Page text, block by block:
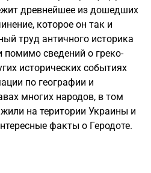
древнейшее из дошедших
которое он так и
труд античного историка
помимо сведений о греко-
исторических событиях
по географии и
многих народов, в том
на територии Украины и
факты о Геродоте.